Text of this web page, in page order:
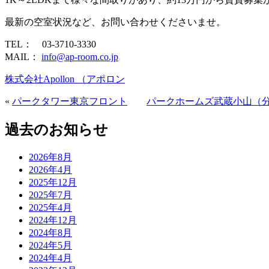
最新の空室状況など、お問い合わせくださいませ。
TEL： 03-3710-3330
MAIL： info@ap-room.co.jp
株式会社Apollon （アポロン
« パークタワー東京フロント パークホームズ武蔵小山（
過去のお知らせ
2026年8月
2026年4月
2025年12月
2025年7月
2025年4月
2024年12月
2024年8月
2024年5月
2024年4月